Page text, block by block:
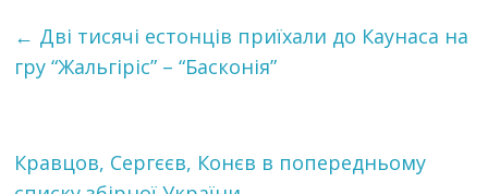
← Дві тисячі естонців приїхали до Каунаса на
гру “Жальгіріс” – “Басконія”
Кравцов, Сергєєв, Конєв в попередньому